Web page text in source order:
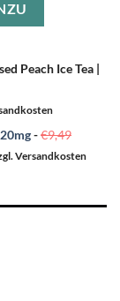
Peach Ice Tea |
-€9,49
war:
Versandkosten